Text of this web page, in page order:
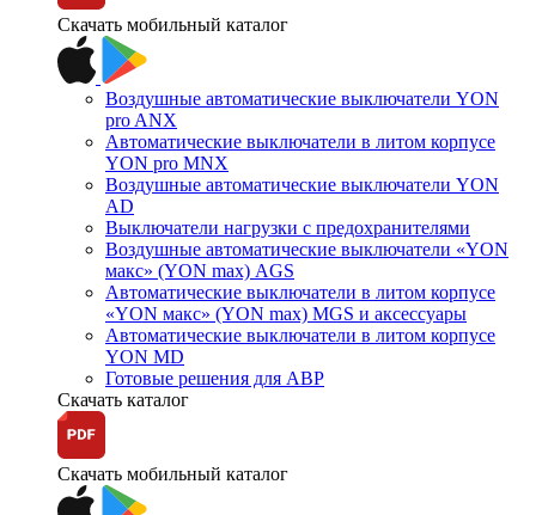
Скачать мобильный каталог
Воздушные автоматические выключатели YON
pro ANX
Автоматические выключатели в литом корпусе
YON pro MNX
Воздушные автоматические выключатели YON
AD
Выключатели нагрузки с предохранителями
Воздушные автоматические выключатели «YON
макс» (YON max) AGS
Автоматические выключатели в литом корпусе
«YON макс» (YON max) MGS и аксессуары
Автоматические выключатели в литом корпусе
YON MD
Готовые решения для АВР
Скачать каталог
Скачать мобильный каталог